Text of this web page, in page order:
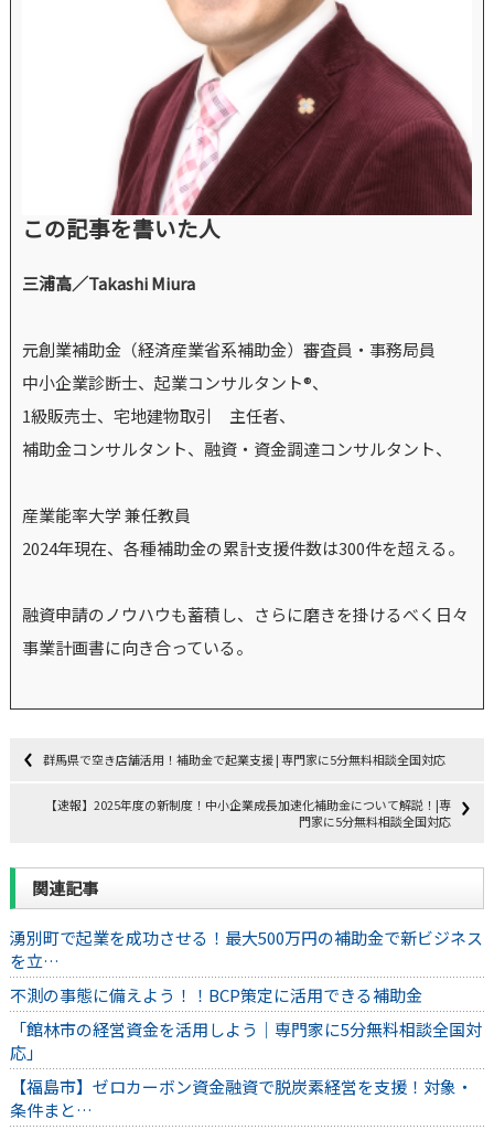
この記事を書いた人
三浦高／Takashi Miura
元創業補助金（経済産業省系補助金）審査員・事務局員
中小企業診断士、起業コンサルタント®、
1級販売士、宅地建物取引 主任者、
補助金コンサルタント、融資・資金調達コンサルタント、
産業能率大学 兼任教員
2024年現在、各種補助金の累計支援件数は300件を超える。
融資申請のノウハウも蓄積し、さらに磨きを掛けるべく日々
事業計画書に向き合っている。
群馬県で空き店舗活用！補助金で起業支援 | 専門家に5分無料相談全国対応
【速報】2025年度の新制度！中小企業成長加速化補助金について解説！|専
門家に5分無料相談全国対応
関連記事
湧別町で起業を成功させる！最大500万円の補助金で新ビジネス
を立…
不測の事態に備えよう！！BCP策定に活用できる補助金
「館林市の経営資金を活用しよう｜専門家に5分無料相談全国対
応」
【福島市】ゼロカーボン資金融資で脱炭素経営を支援！対象・
条件まと…